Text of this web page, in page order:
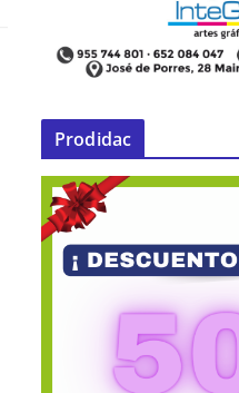
26 de mayo de 2016
Prodidac